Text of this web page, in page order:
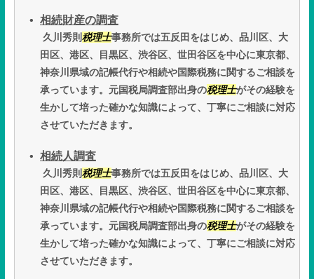
相続財産の調査
久川秀則税理士事務所では五反田をはじめ、品川区、大
田区、港区、目黒区、渋谷区、世田谷区を中心に東京都、
神奈川県域の記帳代行や相続や国際税務に関するご相談を
承っています。元国税局調査部出身の税理士がその経験を
生かして培った確かな知識によって、丁寧にご相談に対応
させていただきます。
相続人調査
久川秀則税理士事務所では五反田をはじめ、品川区、大
田区、港区、目黒区、渋谷区、世田谷区を中心に東京都、
神奈川県域の記帳代行や相続や国際税務に関するご相談を
承っています。元国税局調査部出身の税理士がその経験を
生かして培った確かな知識によって、丁寧にご相談に対応
させていただきます。